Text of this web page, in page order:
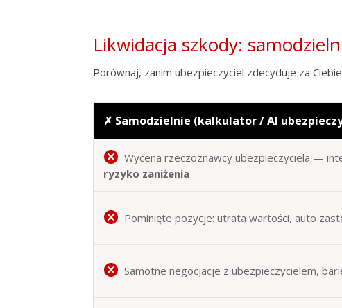
Likwidacja szkody:
Porównaj, zanim ubezpieczyciel zdecyduje za
✗ Samodzielnie (kalkulator / AI
Wycena rzeczoznawcy ubezpieczyciela —
ryzyko zaniżenia
Pominięte pozycje: utrata wartości, auto
Samotne negocjacje z ubezpieczycielem,